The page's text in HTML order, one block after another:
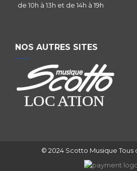
de 10h à 13h et de 14h à 19h
NOS AUTRES SITES
© 2024 Scotto Musique Tous